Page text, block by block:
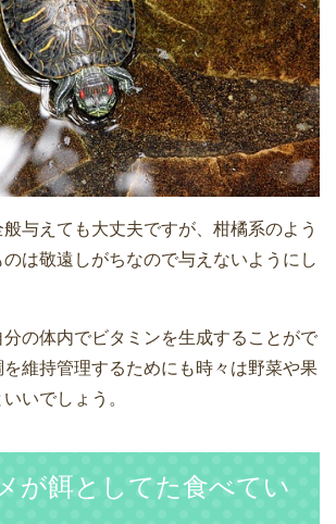
与えても大丈夫ですが、柑橘系のよう
は敬遠しがちなので与えないようにし
の体内でビタミンを生成することがで
維持管理するためにも時々は野菜や果
いでしょう。
が餌としてた食べてい